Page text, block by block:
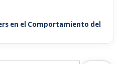
en el Comportamiento del